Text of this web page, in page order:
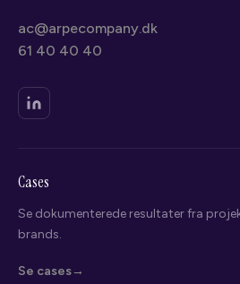
ac@arpecompany.dk
61 40 40 40
Cases
Se dokumenterede resultater fra
brands.
Se cases